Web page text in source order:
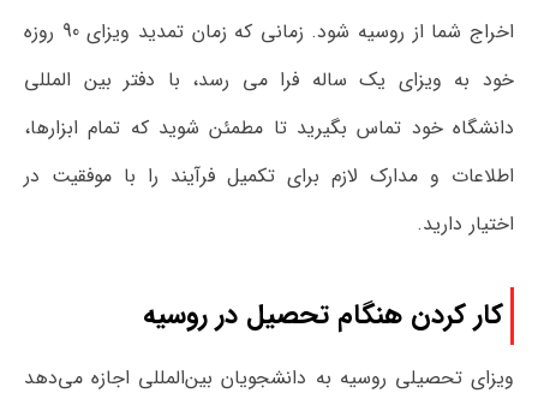
اخراج شما از روسیه شود. زمانی که زمان تمدید ویزای 90 روزه
خود به ویزای یک ساله فرا می رسد، با دفتر بین المللی
دانشگاه خود تماس بگیرید تا مطمئن شوید که تمام ابزارها،
اطلاعات و مدارک لازم برای تکمیل فرآیند را با موفقیت در
اختیار دارید.
کار کردن هنگام تحصیل در روسیه
ویزای تحصیلی روسیه به دانشجویان بین‌المللی اجازه می‌دهد